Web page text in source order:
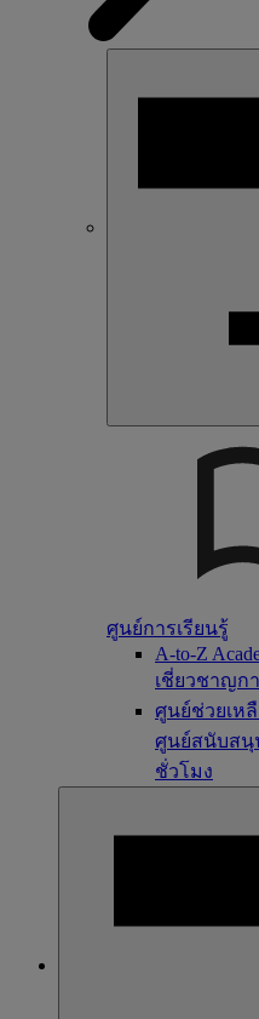
ศูนย์การเรียนรู้
A-to-Z
เชี่ยวชาญก
ศูนย์ช่วยเห
ศูนย์สนับสนุ
ชั่วโมง